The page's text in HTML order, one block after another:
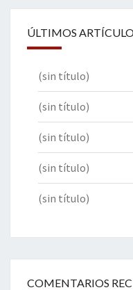
ÚLTIMOS
(sin título)
(sin título)
(sin título)
(sin título)
(sin título)
COMENTARIOS